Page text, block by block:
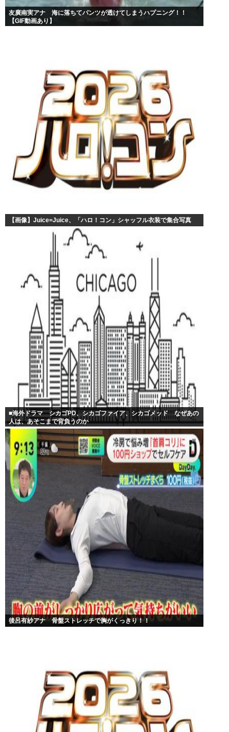
友廣南実アナ 海に落ちてパンツが透けてしまうハプニング！！
【GIF動画あり】
【画像】Juice=Juice、「ハロ！コン」シャッフル衣装で集合写真
■海外ドラマ シカゴPD、シカゴファイア、シカゴメッド なぜあの
人は、あそこまで背負うのか
後呂有紗アナ 骨盤ストレッチで胸がくっきり！！